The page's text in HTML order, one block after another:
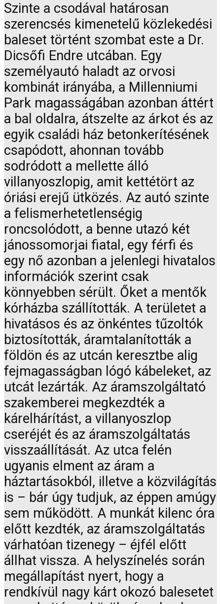
Szinte a csodával határosan
szerencsés kimenetelű közlekedési
baleset történt szombat este a Dr.
Dicsőfi Endre utcában. Egy
személyautó haladt az orvosi
kombinát irányába, a Millenniumi
Park magasságában azonban áttért
a bal oldalra, átszelte az árkot és az
egyik családi ház betonkerítésének
csapódott, ahonnan tovább
sodródott a mellette álló
villanyoszlopig, amit kettétört az
óriási erejű ütközés. Az autó szinte
a felismerhetetlenségig
roncsolódott, a benne utazó két
jánossomorjai fiatal, egy férfi és
egy nő azonban a jelenlegi hivatalos
információk szerint csak
könnyebben sérült. Őket a mentők
kórházba szállították. A területet a
hivatásos és az önkéntes tűzoltók
biztosították, áramtalanították a
földön és az utcán keresztbe alig
fejmagasságban lógó kábeleket, az
utcát lezárták. Az áramszolgáltató
szakemberei megkezdték a
kárelhárítást, a villanyoszlop
cseréjét és az áramszolgáltatás
visszaállítását. Az utca felén
ugyanis elment az áram a
háztartásokból, illetve a közvilágítás
is – bár úgy tudjuk, az éppen amúgy
sem működött. A munkát kilenc óra
előtt kezdték, az áramszolgáltatás
várhatóan tizenegy – éjfél előtt
állhat vissza. A helyszínelés során
megállapítást nyert, hogy a
rendkívül nagy kárt okozó balesetet